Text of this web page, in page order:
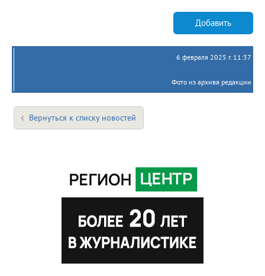
Добавить
6 февраля 2025 г. 11:37
Фото из архива редакции
Вернуться к списку новостей